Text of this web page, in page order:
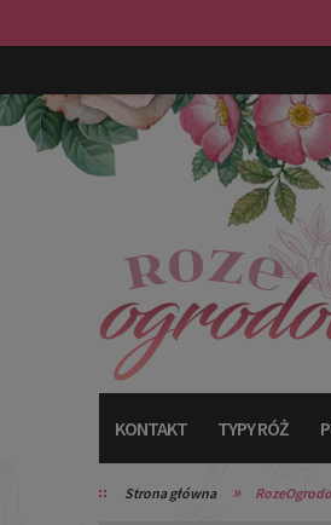
KONTAKT TYPY RÓŻ
TYPY RÓŻ
Strona główna »